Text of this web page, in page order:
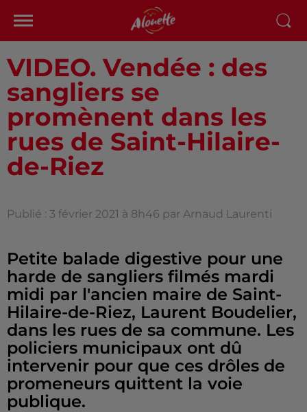
VIDEO. Vendée : des
sangliers se
promènent dans les
rues de Saint-Hilaire-
de-Riez
Publié : 3 février 2021 à 8h46 par Arnaud Laurenti
Petite balade digestive pour une
harde de sangliers filmés mardi
midi par l'ancien maire de Saint-
Hilaire-de-Riez, Laurent Boudelier,
dans les rues de sa commune. Les
policiers municipaux ont dû
intervenir pour que ces drôles de
promeneurs quittent la voie
publique.